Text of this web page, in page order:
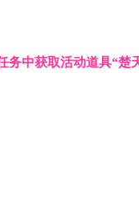
中获取活动道具“楚